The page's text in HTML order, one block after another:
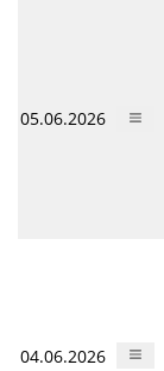
05.06.2026
04.06.2026